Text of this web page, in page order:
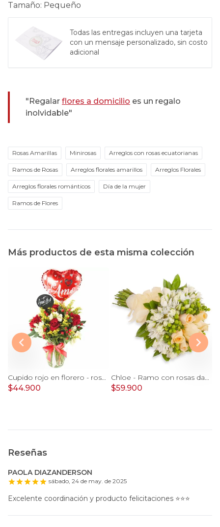
Tamaño: Pequeño
Todas las entregas incluyen una tarjeta
con un mensaje personalizado, sin costo
adicional
"Regalar flores a domicilio es un regalo
inolvidable"
Rosas Amarillas Minirosas Arreglos con rosas ecuatorianas
Ramos de Rosas Arreglos florales amarillos Arreglos Florales
Arreglos florales románticos Día de la mujer
Ramos de Flores
Más productos de esta misma colección
Cupido rojo en florero - rosas, mini rosas, hypericum, globo te amo y pizarra
$44.900
Chloe - Ramo con rosas damasco, hypericum verde y minirosas blanco
$59.900
Reseñas
PAOLA DIAZANDERSON
sábado, 24 de may. de 2025
Excelente coordinación y producto felicitaciones ⭐️⭐️⭐️